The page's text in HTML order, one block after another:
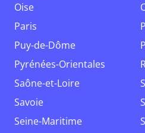
Oise
Paris
Puy-de-Dôme
Pyrénées-Orientales
Saône-et-Loire
Savoie
Seine-Maritime